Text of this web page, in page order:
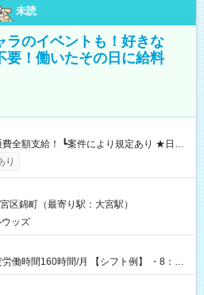
未読
ラのイベントも！好きな
！働いたその日に給料
┗働いたその日に現金GET♪ お仕事後はコ
引き落とせます！ 【試用期間】試
り
区錦町（最寄り駅：大宮駅）
ッズ
時間/月 【シフト例】 ・8：00